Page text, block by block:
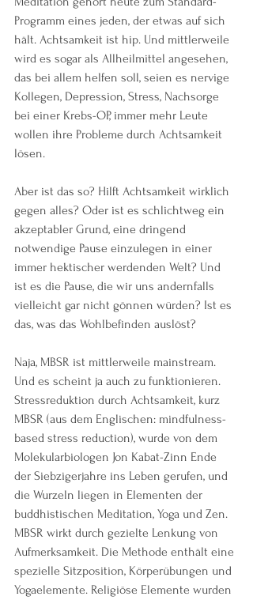
Programm eines jeden, der etwas auf sich
hält. Achtsamkeit ist hip. Und mittlerweile
wird es sogar als Allheilmittel angesehen,
das bei allem helfen soll, seien es nervige
Kollegen, Depression, Stress, Nachsorge
bei einer Krebs-OP, immer mehr Leute
wollen ihre Probleme durch Achtsamkeit
lösen.
Aber ist das so? Hilft Achtsamkeit wirklich
gegen alles? Oder ist es schlichtweg ein
akzeptabler Grund, eine dringend
notwendige Pause einzulegen in einer
immer hektischer werdenden Welt? Und
ist es die Pause, die wir uns andernfalls
vielleicht gar nicht gönnen würden? Ist es
das, was das Wohlbefinden auslöst?
Naja, MBSR ist mittlerweile mainstream.
Und es scheint ja auch zu funktionieren.
Stressreduktion durch Achtsamkeit, kurz
MBSR (aus dem Englischen: mindfulness-
based stress reduction), wurde von dem
Molekularbiologen Jon Kabat-Zinn Ende
der Siebzigerjahre ins Leben gerufen, und
die Wurzeln liegen in Elementen der
buddhistischen Meditation, Yoga und Zen.
MBSR wirkt durch gezielte Lenkung von
Aufmerksamkeit. Die Methode enthält eine
spezielle Sitzposition, Körperübungen und
Yogaelemente. Religiöse Elemente wurden